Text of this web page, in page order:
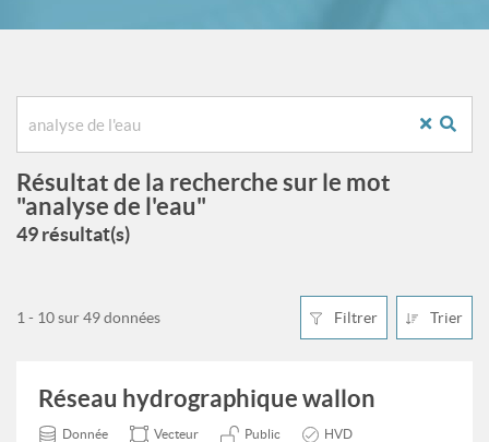
Résultat de la recherche sur le mot
"analyse de l'eau"
49 résultat(s)
Filtrer Trier
1 - 10 sur 49 données
Réseau hydrographique wallon
Donnée Vecteur Public HVD